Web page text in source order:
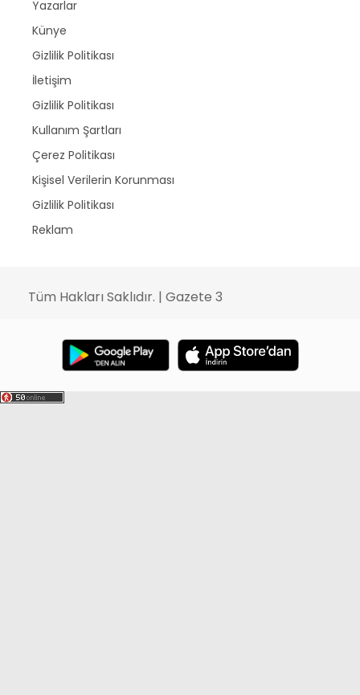
Yazarlar
Künye
Gizlilik Politikası
İletişim
Gizlilik Politikası
Kullanım Şartları
Çerez Politikası
Kişisel Verilerin Korunması
Gizlilik Politikası
Reklam
Tüm Hakları Saklıdır. | Gazete 3